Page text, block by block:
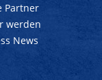
Partner
werden
News